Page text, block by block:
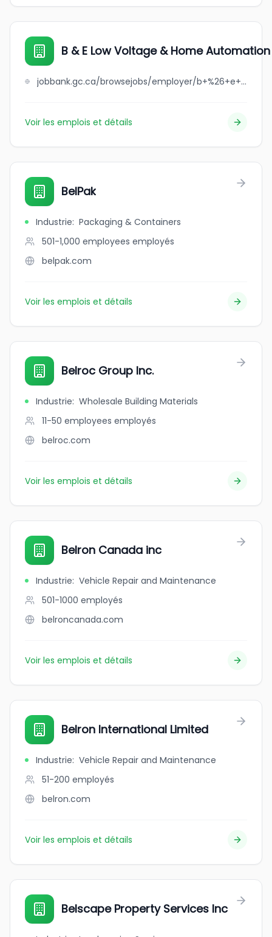
B & E Low Voltage & Home
jobbank.gc.ca/browsejobs/employer/b+%26+e+low+voltage+%26+home+automation+ltd/ca
Voir les emplois et détails
BelPak
Industrie: Packaging & Containers
501-1,000 employees employés
belpak.com
Voir les emplois et détails
Belroc Group Inc.
Industrie: Wholesale Building Materials
11-50 employees employés
belroc.com
Voir les emplois et détails
Belron Canada inc
Industrie: Vehicle Repair and Maintenance
501-1000 employés
belroncanada.com
Voir les emplois et détails
Belron International Limited
Industrie: Vehicle Repair and Maintenance
51-200 employés
belron.com
Voir les emplois et détails
Belscape Property Services Inc